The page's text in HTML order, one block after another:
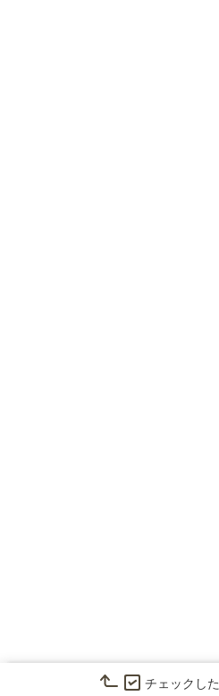
お気に入りに追加しました。
チェックした